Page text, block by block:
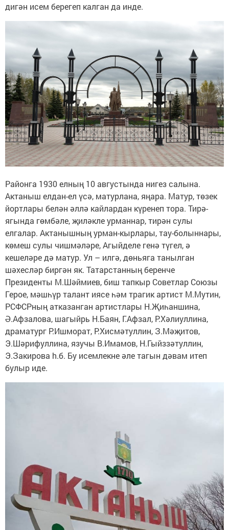
дигән исем берегеп калган да инде.
Районга 1930 елның 10 августында нигез салына.
Актаныш елдан-ел үсә, матурлана, яңара. Матур, төзек
йортлары белән әллә кайлардан күренеп тора. Тирә-
ягында гөмбәле, җиләкле урманнар, тирән сулы
елгалар. Актанышның урман-кырлары, тау-болыннары,
көмеш сулы чишмәләре, Агыйделе генә түгел, ә
кешеләре дә матур. Ул – илгә, дөньяга танылган
шәхесләр биргән як. Татарстанның беренче
Президенты М.Шәймиев, биш тапкыр Советлар Союзы
Герое, мәшһүр талант иясе һәм трагик артист М.Мутин,
РСФСРның атказанган артистлары Н.Җиһаншина,
Ә.Афзалова, шагыйрь Н.Баян, Г.Афзал, Р.Хәлиуллина,
драматург Р.Ишморат, Р.Хисмәтуллин, З.Мәҗитов,
Э.Шәрифуллина, язучы В.Имамов, Н.Гыйззәтуллин,
Э.Закирова h.б. Бу исемлекне әле тагын дәвам итеп
булыр иде.